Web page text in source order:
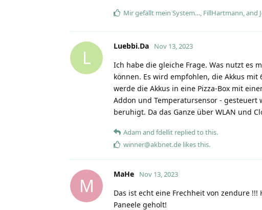
Mir gefällt mein System…, FillHartmann, and
L
Luebbi.Da Nov 13, 2023
Ich habe die gleiche Frage. Was nutzt es
können. Es wird empfohlen, die Akkus
werde die Akkus in eine Pizza-Box mit
Addon und Temperatursensor -
beruhigt. Da das Ganze über WLAN und
Adam and fdellit replied to this.
winner@akbnet.de likes this.
M
MaHe Nov 13, 2023
Das ist echt eine Frechheit von zendure
Paneele geholt!